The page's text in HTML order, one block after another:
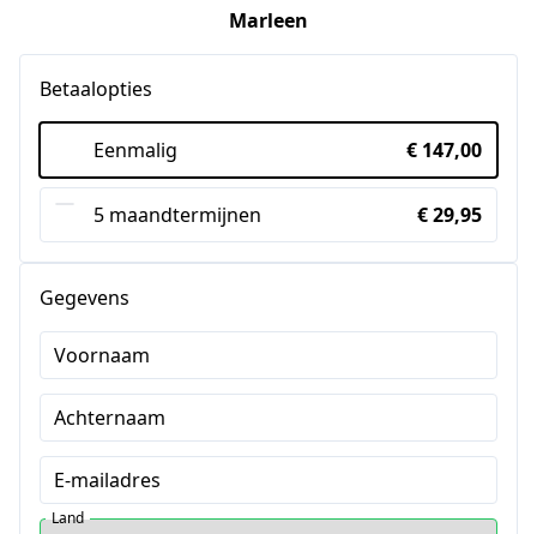
Marleen
Betaalopties
Eenmalig € 147,00
5 maandtermijnen € 29,95
Gegevens
Voornaam
Achternaam
E-mailadres
Land